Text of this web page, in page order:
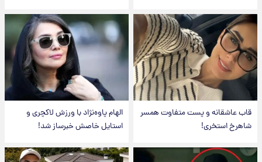
قاب عاشقانه و پست متفاوت همسر
شاهرخ استخری!
الهام پاوه‌نژاد با ورزش لاکچری و
استایل خاصش خبرساز شد!